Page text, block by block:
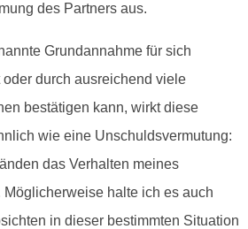
des Partners aus.
Grundannahme für sich
durch ausreichend viele
bestätigen kann, wirkt diese
wie eine Unschuldsvermutung:
das Verhalten meines
halte ich es auch
in dieser bestimmten Situation